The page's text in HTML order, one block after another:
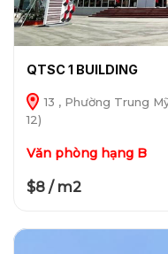
QTSC 1 BUILDING
13 , Phường Trung
12)
Văn phòng hạng B
$8 / m2